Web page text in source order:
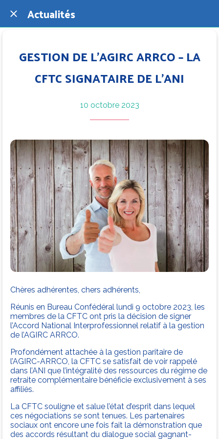
Actualités
GESTION DE L’AGIRC ARRCO – LA
CFTC SIGNATAIRE DE L’ANI
10 octobre 2023
Chères adhérentes, chers adhérents,
Réunis en Bureau Confédéral lundi 9 octobre 2023, les
membres de la CFTC ont pris la décision de signer
l’Accord National Interprofessionnel relatif à la gestion
de l’AGIRC ARRCO.
Profondément attachée à la gestion paritaire de
l’AGIRC-ARRCO, la CFTC se satisfait de voir rappelé
dans l’ANI que l’intégralité des ressources du régime de
retraite complémentaire bénéficie exclusivement à ses
affiliés.
La CFTC souligne et salue l’état d’esprit dans lequel
ces négociations se sont tenues. Les partenaires
sociaux ont encore une fois fait la démonstration que
des accords résultant du dialogue social gagnant-